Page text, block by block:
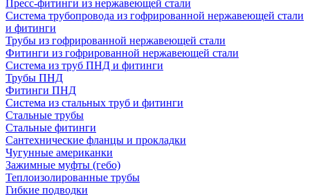
Пресс-фитинги из нержавеющей стали
Система трубопровода из гофрированной нержавеющей стали
и фитинги
Трубы из гофрированной нержавеющей стали
Фитинги из гофрированной нержавеющей стали
Система из труб ПНД и фитинги
Трубы ПНД
Фитинги ПНД
Система из стальных труб и фитинги
Стальные трубы
Стальные фитинги
Сантехнические фланцы и прокладки
Чугунные американки
Зажимные муфты (гебо)
Теплоизолированные трубы
Гибкие подводки